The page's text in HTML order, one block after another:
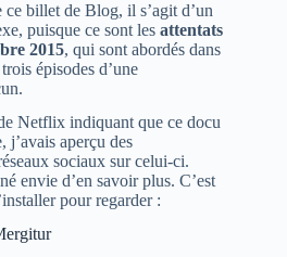
billet de Blog, il s’agit d’un
puisque ce sont les attentats
2015, qui sont abordés dans
épisodes d’une
Netflix indiquant que ce docu
j’avais aperçu des
sociaux sur celui-ci.
envie d’en savoir plus. C’est
pour regarder :